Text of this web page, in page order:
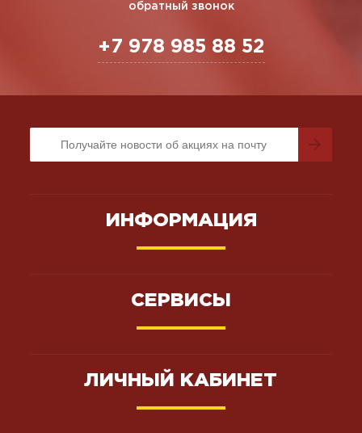
обратный звонок
+7 978 985 88 52
ИНФОРМАЦИЯ
СЕРВИСЫ
ЛИЧНЫЙ КАБИНЕТ